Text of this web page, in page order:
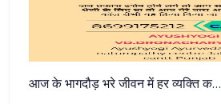
आज के भागदौड़ भरे जीवन में हर व्यक्ति क…